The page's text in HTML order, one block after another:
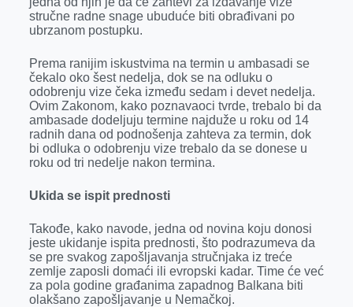
stručne radne snage ubuduće biti obrađivani po
ubrzanom postupku.
Prema ranijim iskustvima na termin u ambasadi se
čekalo oko šest nedelja, dok se na odluku o
odobrenju vize čeka između sedam i devet nedelja.
Ovim Zakonom, kako poznavaoci tvrde, trebalo bi da
ambasade dodeljuju termine najduže u roku od 14
radnih dana od podnošenja zahteva za termin, dok
bi odluka o odobrenju vize trebalo da se donese u
roku od tri nedelje nakon termina.
Ukida se ispit prednosti
Takođe, kako navode, jedna od novina koju donosi
jeste ukidanje ispita prednosti, što podrazumeva da
se pre svakog zapošljavanja stručnjaka iz treće
zemlje zaposli domaći ili evropski kadar. Time će već
za pola godine građanima zapadnog Balkana biti
olakšano zapošljavanje u Nemačkoj.